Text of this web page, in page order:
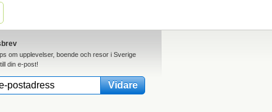
om upplevelser, boende och resor i Sverige
din e-post!